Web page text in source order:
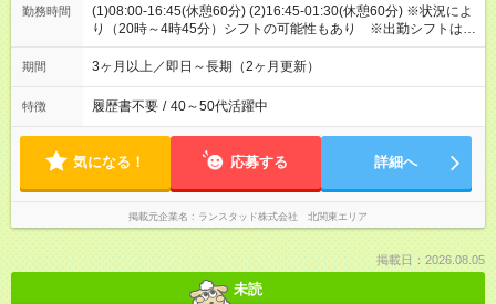
勤務時間
(1)08:00-16:45(休憩60分) (2)16:45-01:30(休憩60分) ※状況によ
り（20時～4時45分）シフトの可能性もあり ※出勤シフトはお
気軽にお尋ねください
期間 3ヶ月以上／即日～長期（2ヶ月更新）
特徴 履歴書不要 / 40～50代活躍中
気になる！ 応募する 詳細へ
掲載元企業名 ランスタッド株式会社 北関東エリア
掲載日：2026.08.05
未読